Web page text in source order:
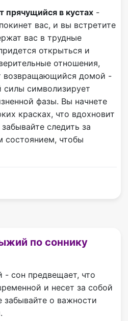
в кустах -
вас, и вы встретите
вас в трудные
открыться и
отношения,
возвращающийся домой -
символизирует
фазы. Вы начнете
красках, что вдохновит
следить за
чтобы
по соннику
сон предвещает, что
и несет за собой
о важности